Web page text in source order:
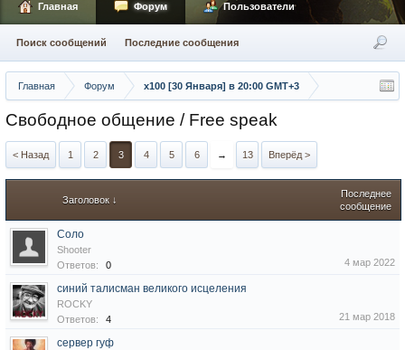
Главная Форум х100 [30 Января] в 20:00 GMT+3
Свободное общение / Free speak
< Назад 1 2 3 4 5 6 → 13 Вперёд >
Заголовок ↓
Последнее
сообщение
Соло
Shooter
Ответов:
0 4 мар 2022
синий талисман великого исцеления
ROCKY
Ответов:
4 21 мар 2018
сервер гуф
Главная Форум
Поиск сообщений Последние сообщения
Пользователи